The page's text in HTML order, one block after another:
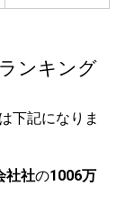
ンキング
下記になりま
社社の1006万